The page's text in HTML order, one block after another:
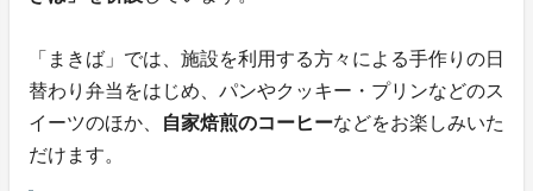
「まきば」では、施設を利用する方々による手作りの日
替わり弁当をはじめ、パンやクッキー・プリンなどのス
イーツのほか、
自家焙煎のコーヒーなどをお楽しみいた
だけます。